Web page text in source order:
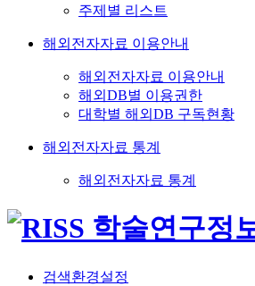
주제별 리스트
해외전자자료 이용안내
해외전자자료 이용안내
해외DB별 이용권한
대학별 해외DB 구독현황
해외전자자료 통계
해외전자자료 통계
검색환경설정